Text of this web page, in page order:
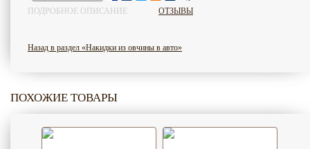
ПОДРОБНОЕ ОПИСАНИЕ ОТЗЫВЫ
Назад в раздел «Накидки из овчины в авто»
ПОХОЖИЕ ТОВАРЫ